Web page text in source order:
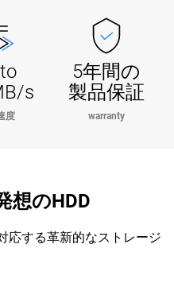
s
度
5年間の
製品保証
warranty
想のHDD
応する革新的なストレージ